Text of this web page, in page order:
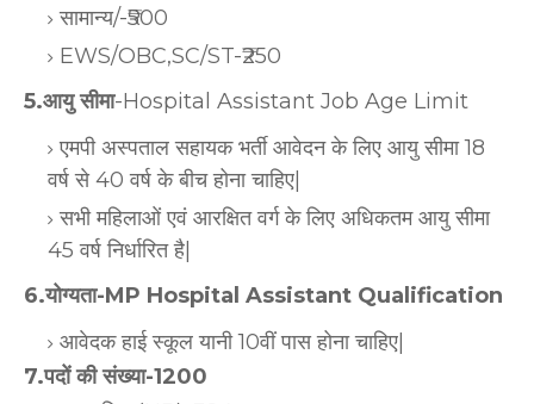
सामान्य/-₹500
EWS/OBC,SC/ST-₹250
5.आयु सीमा-Hospital Assistant Job Age Limit
एमपी अस्पताल सहायक भर्ती आवेदन के लिए आयु सीमा 18
वर्ष से 40 वर्ष के बीच होना चाहिए|
सभी महिलाओं एवं आरक्षित वर्ग के लिए अधिकतम आयु सीमा
45 वर्ष निर्धारित है|
6.योग्यता-MP Hospital Assistant Qualification
आवेदक हाई स्कूल यानी 10वीं पास होना चाहिए|
7.पदों की संख्या-1200